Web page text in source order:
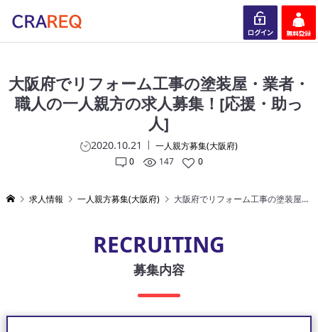
大阪府でリフォーム工事の塗装屋・業者・
職人の一人親方の求人募集！[応援・助っ
人]
2020.10.21
一人親方募集(大阪府)
0
147 0
求人情報 一人親方募集(大阪府) 大阪府でリフォーム工事の塗装屋・業者・職人の一人親方の求人募集！[応援・助っ人]
RECRUITING
募集内容